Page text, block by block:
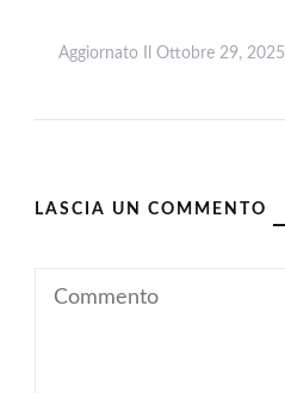
Aggiornato Il Ottobre 29, 2025
LASCIA UN COMMENTO